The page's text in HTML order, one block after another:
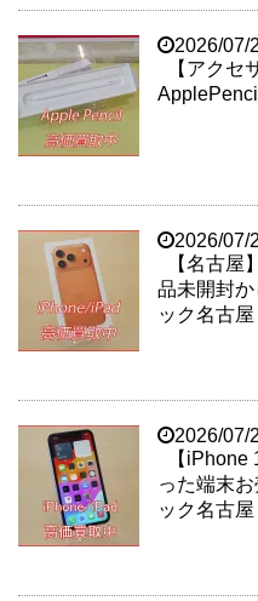
2026/07/
【アクセ
2026/07/
【名古屋
品未開封
ック名古屋
2026/07/
【
った端末
ック名古屋